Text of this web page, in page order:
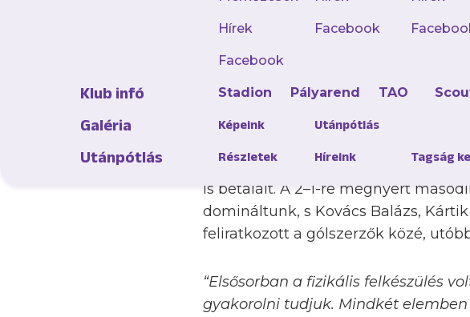
Hírek
Facebook
Facebook
Klub infó Stadion Pályarend TAO
Galéria Képeink Utánpótlás
Utánpótlás Részletek Híreink Tagság
Háromszor harminc perces
néhány perc után bevette Sipos
akciója után a hosszún érkező
gyönyörű gólpasszt Hadzsinak.
Kovács Balázs szabadrúgásból volt
is betalált. A 2–1-re megnyert
domináltunk, s Kovács Balázs,
feliratkozott a gólszerzők közé,
“Elsősorban a fizikális felkészülés
gyakorolni tudjuk. Mindkét